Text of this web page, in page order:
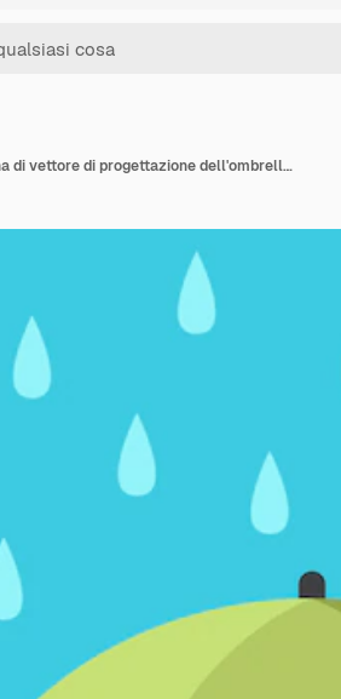
Mani che tengono l'illustrazione piana di vettore di progettazione dell'ombrello della pioggia